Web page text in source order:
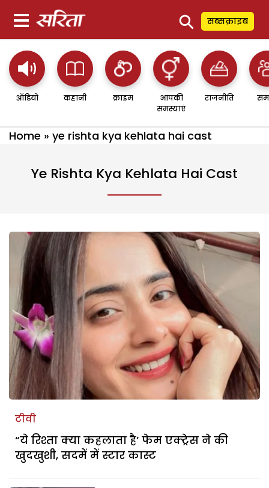
⚲ सब्सक्राइब
ऑडियो कहानी क्राइम
आपकी
समस्याएं
राजनीति
Home » ye rishta kya kehlata hai cast
Ye Rishta Kya Kehlata Hai Cast
टीवी
“ये रिश्ता क्या कहलाता है’ फेम एक्ट्रेस ने की
खुदखुशी, सदमें में स्टार कास्ट